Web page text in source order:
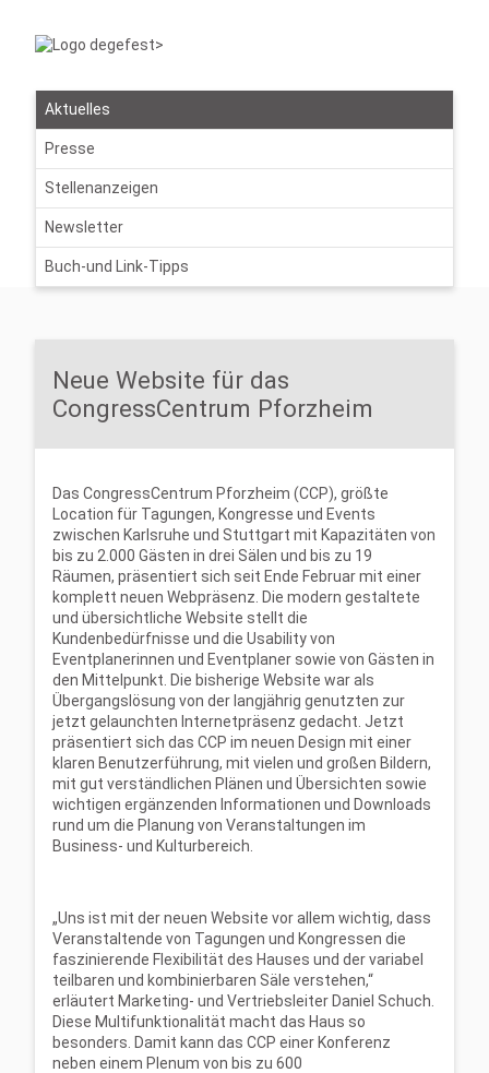
Aktuelles
Presse
Stellenanzeigen
Newsletter
Buch-und Link-Tipps
Neue Website für das
CongressCentrum Pforzheim
Das CongressCentrum Pforzheim (CCP), größte
Location für Tagungen, Kongresse und Events
zwischen Karlsruhe und Stuttgart mit Kapazitäten von
bis zu 2.000 Gästen in drei Sälen und bis zu 19
Räumen, präsentiert sich seit Ende Februar mit einer
komplett neuen Webpräsenz. Die modern gestaltete
und übersichtliche Website stellt die
Kundenbedürfnisse und die Usability von
Eventplanerinnen und Eventplaner sowie von Gästen in
den Mittelpunkt. Die bisherige Website war als
Übergangslösung von der langjährig genutzten zur
jetzt gelaunchten Internetpräsenz gedacht. Jetzt
präsentiert sich das CCP im neuen Design mit einer
klaren Benutzerführung, mit vielen und großen Bildern,
mit gut verständlichen Plänen und Übersichten sowie
wichtigen ergänzenden Informationen und Downloads
rund um die Planung von Veranstaltungen im
Business- und Kulturbereich.
„Uns ist mit der neuen Website vor allem wichtig, dass
Veranstaltende von Tagungen und Kongressen die
faszinierende Flexibilität des Hauses und der variabel
teilbaren und kombinierbaren Säle verstehen,“
erläutert Marketing- und Vertriebsleiter Daniel Schuch.
Diese Multifunktionalität macht das Haus so
besonders. Damit kann das CCP einer Konferenz
neben einem Plenum von bis zu 600